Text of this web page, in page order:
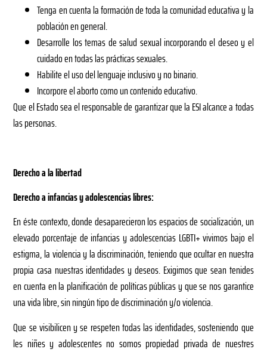
Tenga en cuenta la formación de toda la comunidad educativa y la
población en general.
Desarrolle los temas de salud sexual incorporando el deseo y el
cuidado en todas las prácticas sexuales.
Habilite el uso del lenguaje inclusivo y no binario.
Incorpore el aborto como un contenido educativo.
Que el Estado sea el responsable de garantizar que la ESI alcance a todas
las personas.
Derecho a la libertad
Derecho a infancias y adolescencias libres:
En éste contexto, donde desaparecieron los espacios de socialización, un
elevado porcentaje de infancias y adolescencias LGBTI+ vivimos bajo el
estigma, la violencia y la discriminación, teniendo que ocultar en nuestra
propia casa nuestras identidades y deseos. Exigimos que sean tenides
en cuenta en la planificación de políticas públicas y que se nos garantice
una vida libre, sin ningún tipo de discriminación y/o violencia.
Que se visibilicen y se respeten todas las identidades, sosteniendo que
les niñes y adolescentes no somos propiedad privada de nuestres